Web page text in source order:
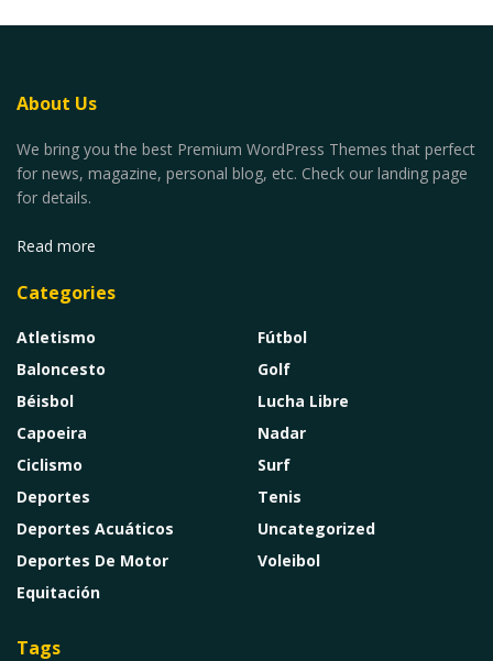
About Us
We bring you the best Premium WordPress Themes that perfect
for news, magazine, personal blog, etc. Check our landing page
for details.
Read more
Categories
Atletismo
Baloncesto
Béisbol
Capoeira
Ciclismo
Deportes
Deportes Acuáticos
Deportes De Motor
Equitación
Fútbol
Golf
Lucha Libre
Nadar
Surf
Tenis
Uncategorized
Voleibol
Tags